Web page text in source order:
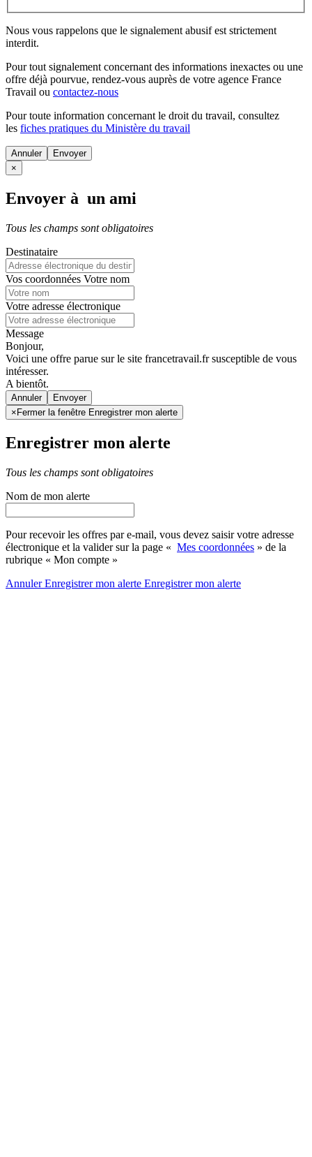
Nous vous rappelons que le signalement abusif est strictement
interdit.
Pour tout signalement concernant des informations inexactes ou une
offre déjà pourvue, rendez-vous auprès de votre agence France
Travail ou contactez-nous
Pour toute information concernant le droit du travail, consultez
les fiches pratiques du Ministère du travail
Annuler
×
Envoyer à un ami
Tous les champs sont obligatoires
Destinataire
Vos coordonnées Votre nom
Votre adresse électronique
Message
Bonjour,
Voici une offre parue sur le site francetravail.fr susceptible de vous
intéresser.
A bientôt.
Annuler
× Fermer la fenêtre Enregistrer mon alerte
Enregistrer mon alerte
Tous les champs sont obligatoires
Nom de mon alerte
Pour recevoir les offres par e-mail, vous devez saisir votre adresse
électronique et la valider sur la page « Mes coordonnées » de la
rubrique « Mon compte »
AnnulerEnregistrer mon alerte Enregistrermon alerte